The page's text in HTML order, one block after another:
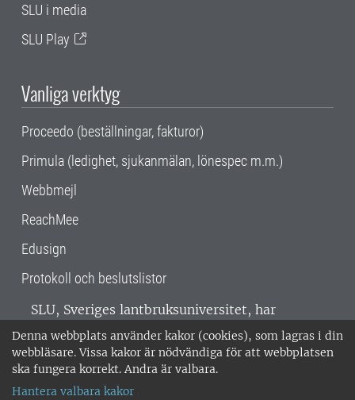
Denna webbplats använder kakor (cookies), som lagras i din
webbläsare. Vissa kakor är nödvändiga för att webbplatsen
ska fungera korrekt. Andra är valbara.
Hantera valbara kakor
SLU i media
SLU Play
Vanliga verktyg
Proceedo (beställningar, fakturor)
Primula (ledighet, sjukanmälan, lönespec m.m.)
Webbmejl
ReachMee
Edusign
Protokoll och beslutslistor
SLU, Sveriges lantbruksuniversitet, har
verksamhet över hela Sverige. Huvudorter är
Alnarp, Uppsala och Umeå.SLU är
miljöcertifierat enligt ISO 14001. •
018-67 10 00 • Org nr: 202100-2817 •